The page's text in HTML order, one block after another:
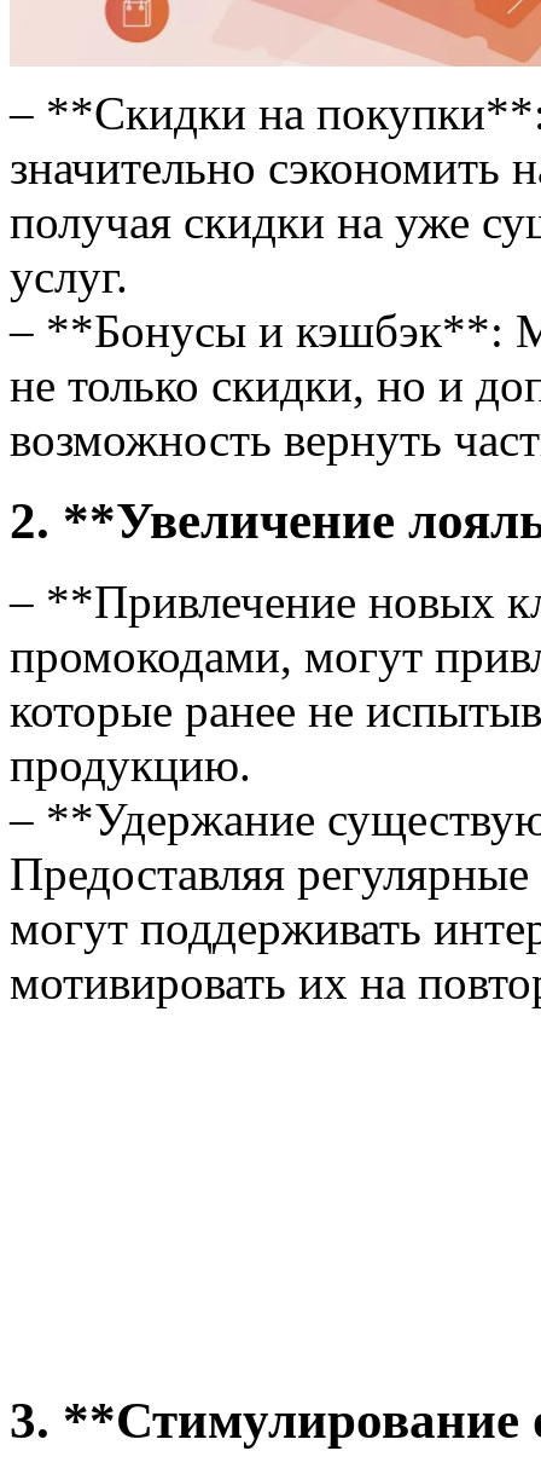
– **Скидки на
значительно сэкономить
получая скидки на уже
услуг.
– **Бонусы и кэшбэк**:
не только скидки, но и
возможность вернуть
2. **Увеличение
– **Привлечение новых
промокодами, могут
которые ранее не
продукцию.
– **Удержание
Предоставляя
могут поддерживать
мотивировать их на
3. **Стимулирование